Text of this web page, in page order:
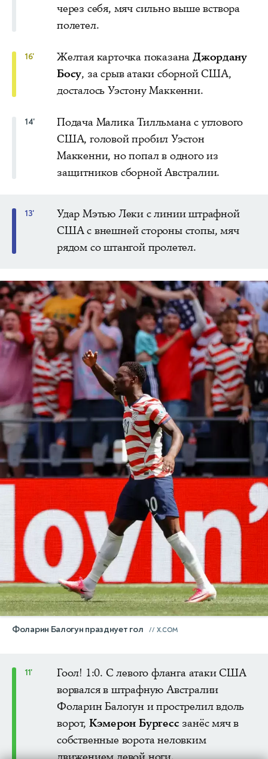
через себя, мяч сильно выше вствора
полетел.
16' Желтая карточка показана Джордану
Босу, за срыв атаки сборной США,
досталось Уэстону Маккенни.
14'
Подача Малика Тилльмана с углового
США, головой пробил Уэстон
Маккенни, но попал в одного из
защитников сборной Австралии.
13'
Удар Мэтью Леки с линии штрафной
США с внешней стороны стопы, мяч
рядом со штангой пролетел.
Фоларин Балогун празднует гол X.COM
11'
Гоол! 1:0. С левого фланга атаки США
ворвался в штрафную Австралии
Фоларин Балогун и прострелил вдоль
ворот, Кэмерон Бургесс занёс мяч в
собственные ворота неловким